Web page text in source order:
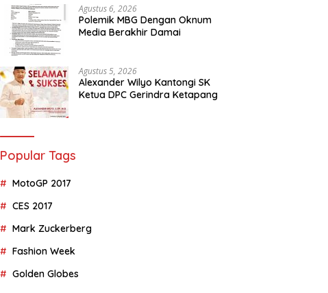
Agustus 6, 2026
Polemik MBG Dengan Oknum
Media Berakhir Damai
Agustus 5, 2026
Alexander Wilyo Kantongi SK
Ketua DPC Gerindra Ketapang
Popular Tags
MotoGP 2017
CES 2017
Mark Zuckerberg
Fashion Week
Golden Globes